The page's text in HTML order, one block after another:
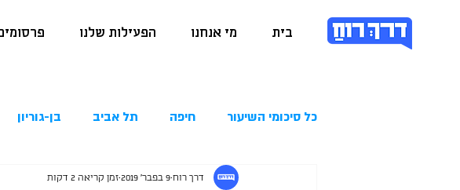
הפעילות שלנו מי אנחנו בית
כל סיכומי השיעור חיפה תל אביב בן-גוריון
דרך רוח 9 בפבר׳ 2019 זמן קריאה 2 דקות